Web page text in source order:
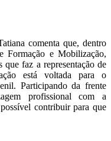
comenta que, dentro
e Mobilização,
que faz a representação de
está voltada para o
Participando da frente
profissional com a
contribuir para que